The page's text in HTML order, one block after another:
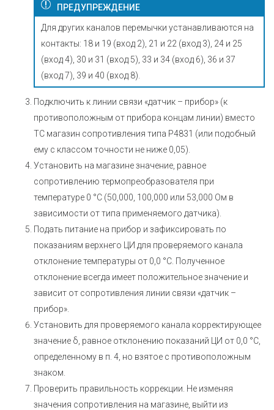
ПРЕДУПРЕЖДЕНИЕ
Для других каналов перемычки устанавливаются на
контакты: 18 и 19 (вход 2), 21 и 22 (вход 3), 24 и 25
(вход 4), 30 и 31 (вход 5), 33 и 34 (вход 6), 36 и 37
(вход 7), 39 и 40 (вход 8).
Подключить к линии связи «датчик – прибор» (к
противоположным от прибора концам линии) вместо
ТС магазин сопротивления типа Р4831 (или подобный
ему с классом точности не ниже 0,05).
Установить на магазине значение, равное
сопротивлению термопреобразователя при
температуре 0 °С (50,000, 100,000 или 53,000 Ом в
зависимости от типа применяемого датчика).
Подать питание на прибор и зафиксировать по
показаниям верхнего ЦИ для проверяемого канала
отклонение температуры от 0,0 °С. Полученное
отклонение всегда имеет положительное значение и
зависит от сопротивления линии связи «датчик –
прибор».
Установить для проверяемого канала корректирующее
значение δ, равное отклонению показаний ЦИ от 0,0 °С,
определенному в п. 4, но взятое с противоположным
знаком.
Проверить правильность коррекции. Не изменяя
значения сопротивления на магазине, выйти из